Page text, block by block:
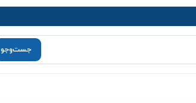
جست‌وجو